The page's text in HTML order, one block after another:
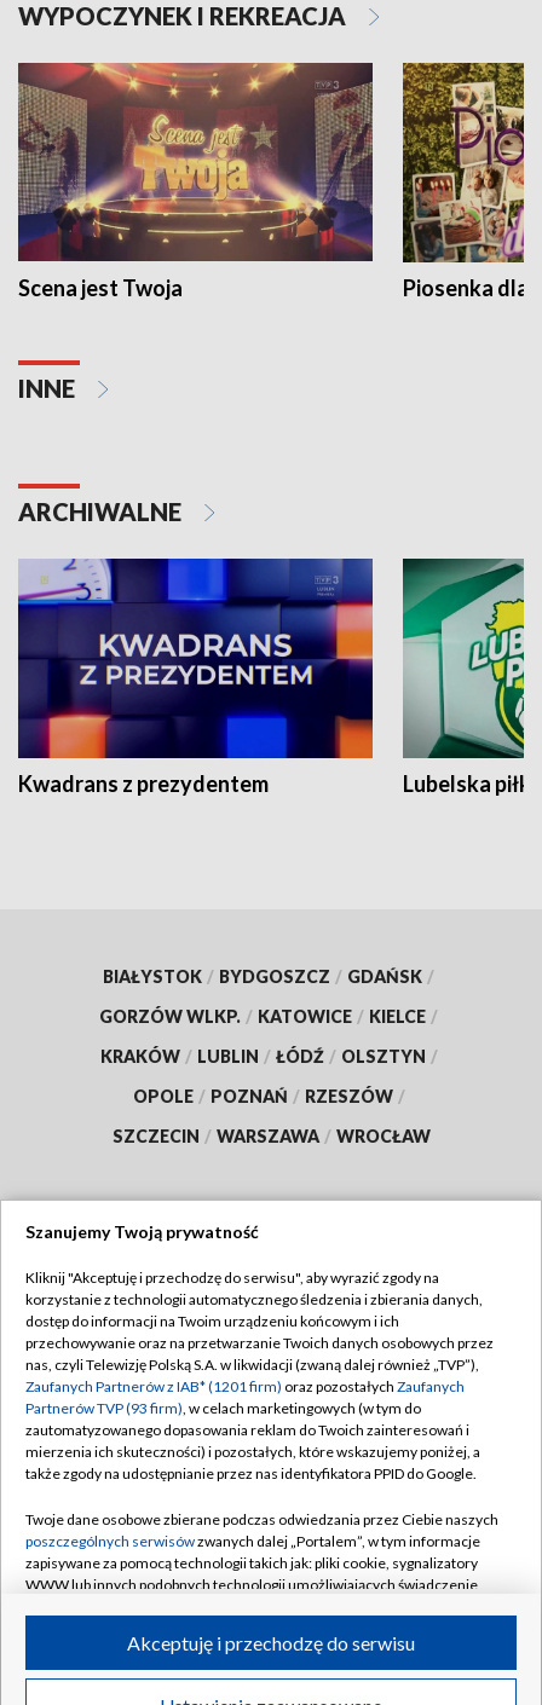
WYPOCZYNEK I REKREACJA
Scena jest Twoja Piosenka dla
INNE
ARCHIWALNE
Kwadrans z prezydentem Lubelska piłka
BIAŁYSTOK / BYDGOSZCZ / GDAŃSK /
GORZÓW WLKP. / KATOWICE / KIELCE /
KRAKÓW / LUBLIN / ŁÓDŹ / OLSZTYN /
OPOLE / POZNAŃ / RZESZÓW /
SZCZECIN / WARSZAWA / WROCŁAW
TVP
Abonament TVP
Emisja w TVP
Centrum informacji TVP
Naziemna Telewizja Cyfrowa
Rada Programowa
System NOS
Informacje o nadawcy
Program dla prasy
Regulamin TVP
Polityka prywatności
Moje zgody
Pomoc
Kontakt
Kanały
©2026 Telewizja Polska S.A. w likwidacji
Szanujemy Twoją prywatność
Kliknij "Akceptuję i przechodzę do serwisu", aby wyrazić zgody na
korzystanie z technologii automatycznego śledzenia i zbierania danych,
dostęp do informacji na Twoim urządzeniu końcowym i ich
przechowywanie oraz na przetwarzanie Twoich danych osobowych przez
nas, czyli Telewizję Polską S.A. w likwidacji (zwaną dalej również „TVP”),
Zaufanych Partnerów z IAB* (1201 firm) oraz pozostałych Zaufanych
Partnerów TVP (93 firm), w celach marketingowych (w tym do
zautomatyzowanego dopasowania reklam do Twoich zainteresowań i
mierzenia ich skuteczności) i pozostałych, które wskazujemy poniżej, a
także zgody na udostępnianie przez nas identyfikatora PPID do Google.
Twoje dane osobowe zbierane podczas odwiedzania przez Ciebie naszych
poszczególnych serwisówzwanych dalej „Portalem”, w tym informacje
zapisywane za pomocą technologii takich jak: pliki cookie, sygnalizatory
WWW lub innych podobnych technologii umożliwiających świadczenie
ruchu w Internecie.
Twoje dane osobowe zbierane podczas odwiedzania przez Ciebie
Akceptuję i przechodzę do serwisu